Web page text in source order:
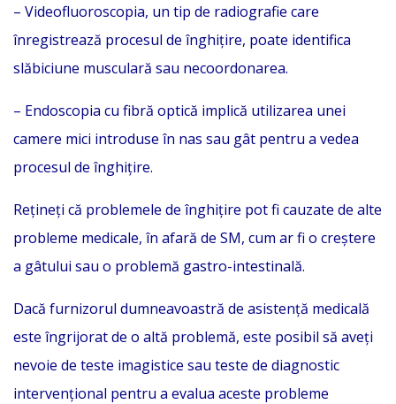
– Videofluoroscopia, un tip de radiografie care
înregistrează procesul de înghițire, poate identifica
slăbiciune musculară sau necoordonarea.
– Endoscopia cu fibră optică implică utilizarea unei
camere mici introduse în nas sau gât pentru a vedea
procesul de înghițire.
Rețineți că problemele de înghițire pot fi cauzate de alte
probleme medicale, în afară de SM, cum ar fi o creștere
a gâtului sau o problemă gastro-intestinală.
Dacă furnizorul dumneavoastră de asistență medicală
este îngrijorat de o altă problemă, este posibil să aveți
nevoie de teste imagistice sau teste de diagnostic
intervențional pentru a evalua aceste probleme